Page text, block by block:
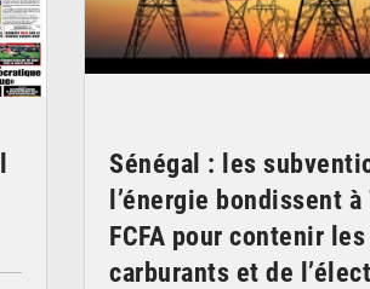
Sénégal : les
l’énergie bondissent
FCFA pour contenir
carburants et de